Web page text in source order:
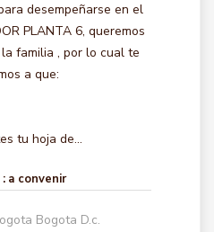
desempeñarse en el
PLANTA 6, queremos
familia , por lo cual te
a que:
tu hoja de...
a convenir
Bogota D.c.